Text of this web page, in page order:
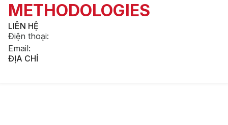
METHODOLOGIES
LIÊN HỆ
Điện thoại:
Email:
ĐỊA CHỈ